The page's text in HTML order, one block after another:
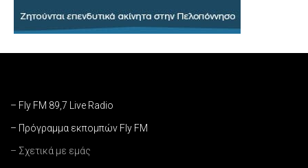
– Fly FM 89,7 Live Radio
– Πρόγραμμα εκπομπών Fly FM
– Σχετικά με εμάς